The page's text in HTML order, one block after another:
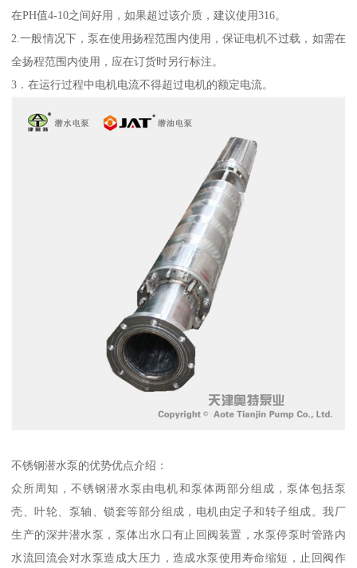
在PH值4-10之间好用，如果超过该介质，建议使用316。
2.一般情况下，泵在使用扬程范围内使用，保证电机不过载，如需在
全扬程范围内使用，应在订货时另行标注。
3．在运行过程中电机电流不得超过电机的额定电流。
不锈钢潜水泵的优势优点介绍：
众所周知，不锈钢潜水泵由电机和泵体两部分组成，泵体包括泵
壳、叶轮、泵轴、锁套等部分组成，电机由定子和转子组成。我厂
生产的深井潜水泵，泵体出水口有止回阀装置，水泵停泵时管路内
水流回流会对水泵造成大压力，造成水泵使用寿命缩短，止回阀作